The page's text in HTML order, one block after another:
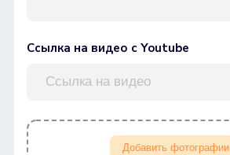
Ссылка на видео с Youtube
Добавить фотографии